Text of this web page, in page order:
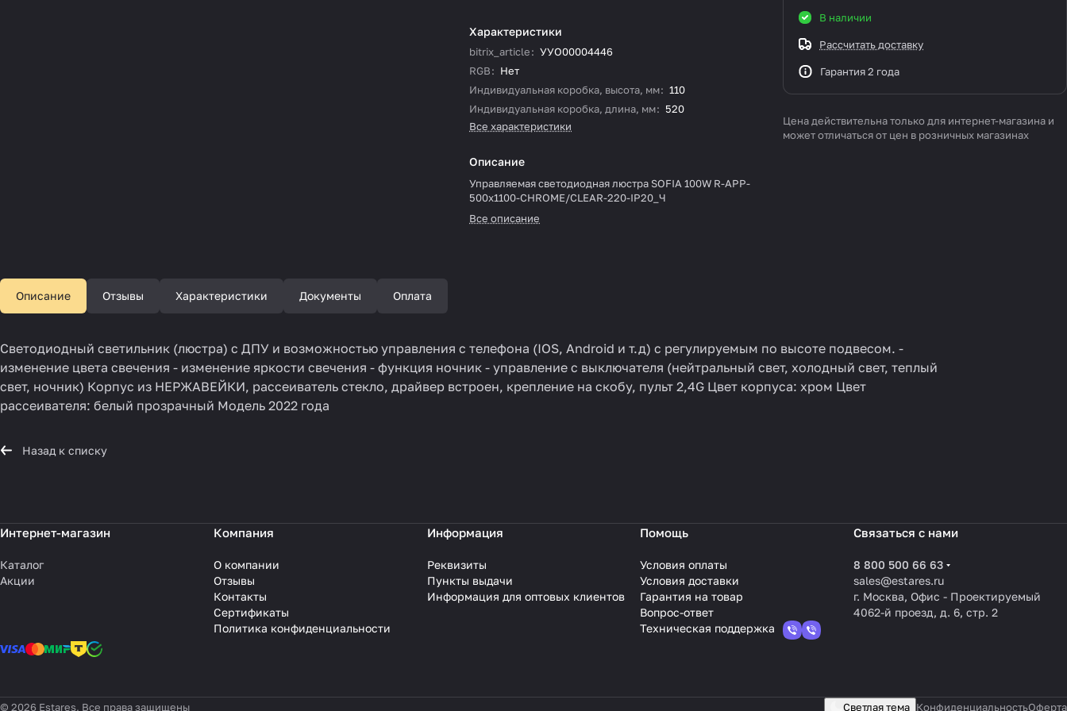
Характеристики
bitrix_article: УУО00004446
RGB: Нет
Индивидуальная коробка, высота, мм: 110
Индивидуальная коробка, длина, мм: 520
Все характеристики
Описание
Управляемая светодиодная люстра SOFIA 100W R-APP-
500x1100-CHROME/CLEAR-220-IP20_Ч
Все описание
В наличии
Рассчитать доставку
Гарантия 2 года
Цена действительна только для интернет-магазина и
может отличаться от цен в розничных магазинах
Описание Отзывы Характеристики Документы Оплата
Светодиодный светильник (люстра) с ДПУ и возможностью управления с телефона (IOS, Android и т.д) с регулируемым по высоте подвесом. -
изменение цвета свечения - изменение яркости свечения - функция ночник - управление с выключателя (нейтральный свет, холодный свет, теплый
свет, ночник) Корпус из НЕРЖАВЕЙКИ, рассеиватель стекло, драйвер встроен, крепление на скобу, пульт 2,4G Цвет корпуса: хром Цвет
рассеивателя: белый прозрачный Модель 2022 года
Назад к списку
Интернет-магазин
Каталог
Акции
Компания
О компании
Отзывы
Контакты
Сертификаты
Политика конфиденциальности
Информация
Реквизиты
Пункты выдачи
Информация для оптовых клиентов
Помощь
Условия оплаты
Условия доставки
Гарантия на товар
Вопрос-ответ
Техническая поддержка
Связаться с нами
8 800 500 66 63
sales@estares.ru
г. Москва, Офис - Проектируемый
4062-й проезд, д. 6, стр. 2
© 2026 Estares, Все права защищены Светлая тема КонфиденциальностьОферта